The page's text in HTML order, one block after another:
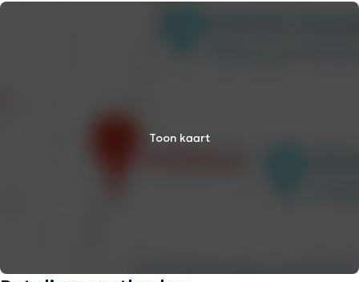
Toon kaart